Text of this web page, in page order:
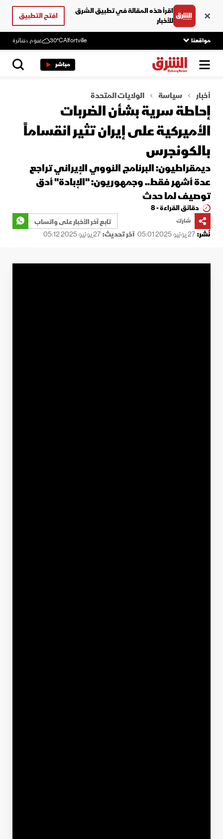
اقرأ هذه المقالة في تطبيق الشرق
للأخبار
افتح التطبيق
مواقعنا Alfortville
30°C غيوم متناثرة
مباشر
أخبار سياسة الولايات المتحدة
إحاطة سرية بشأن الضربات
الأميركية على إيران تثير انقساماً
بالكونجرس
ديمقراطيون: البرنامج النووي الإيراني تراجع
عدة أشهر فقط.. وجمهوريون: "الإبادة" أدق
توصيف لما حدث
دقائق القراءة - 8
شارك
تابع آخر الأخبار على واتساب
نُشر:27 يونيو 2025 05:01 آخر تحديث:27 يونيو 2025 05:12